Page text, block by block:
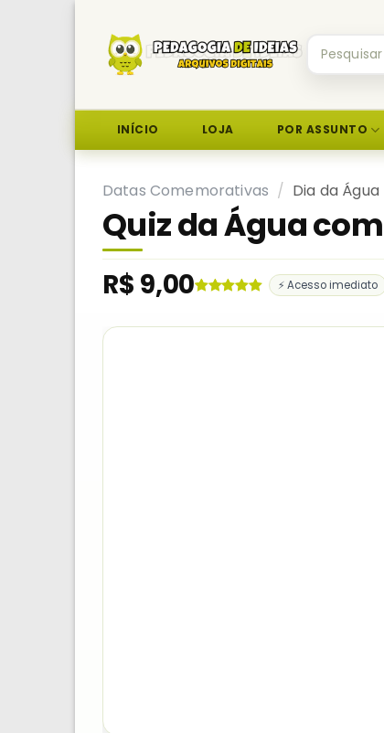
content
por:
INÍCIO LOJA POR ASSUNTO
Datas Comemorativas / Dia da Água
Quiz da Água
R$ 9,00 ⚡ Acesso imediato